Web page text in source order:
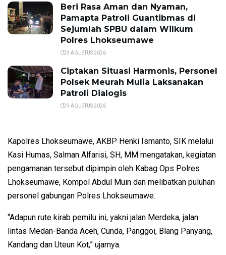
Beri Rasa Aman dan Nyaman,
Pamapta Patroli Guantibmas di
Sejumlah SPBU dalam Wilkum
Polres Lhokseumawe
9 AGUSTUS 2026
Ciptakan Situasi Harmonis, Personel
Polsek Meurah Mulia Laksanakan
Patroli Dialogis
9 AGUSTUS 2026
Kapolres Lhokseumawe, AKBP Henki Ismanto, SIK melalui
Kasi Humas, Salman Alfarisi, SH, MM mengatakan, kegiatan
pengamanan tersebut dipimpin oleh Kabag Ops Polres
Lhokseumawe, Kompol Abdul Muin dan melibatkan puluhan
personel gabungan Polres Lhokseumawe.
“Adapun rute kirab pemilu ini, yakni jalan Merdeka, jalan
lintas Medan-Banda Aceh, Cunda, Panggoi, Blang Panyang,
Kandang dan Uteun Kot,” ujarnya.